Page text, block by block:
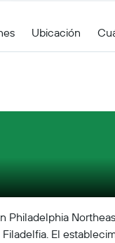
Ubicación
Philadelphia
El